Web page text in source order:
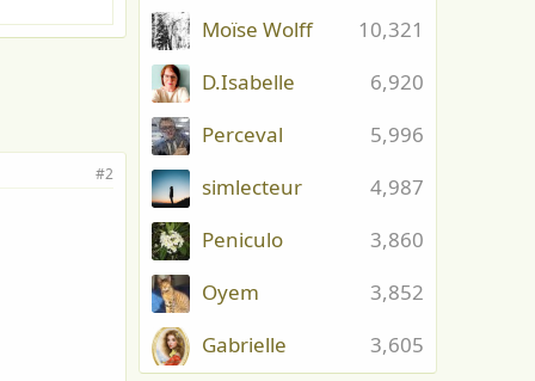
#2
10,321
Moïse Wolff
6,920
D.Isabelle
5,996
Perceval
4,987
simlecteur
3,860
Peniculo
3,852
Oyem
3,605
Gabrielle